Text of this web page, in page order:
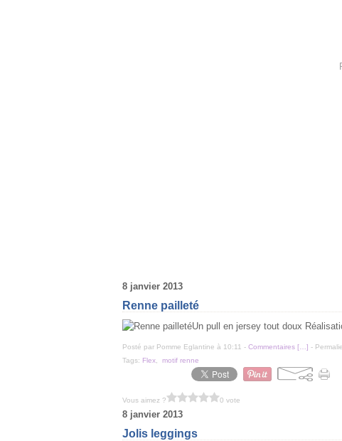
8 janvier 2013
Renne pailleté
Un pull en jersey tout doux
Posté par Pomme Eglantine à 10:11 - Commentaires [ ] -
Tags: Flex motif renne
Vous aimez ? 0 vote
8 janvier 2013
Jolis leggings